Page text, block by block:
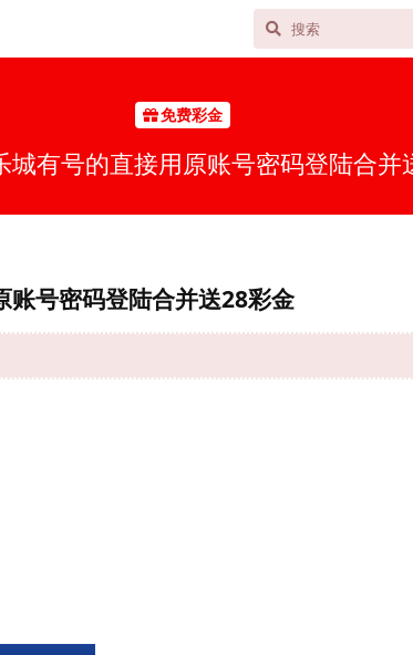
免费彩金
城有号的直接用原账号密码登陆合并
账号密码登陆合并送28彩金